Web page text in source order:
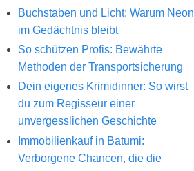
Buchstaben und Licht: Warum Neon
im Gedächtnis bleibt
So schützen Profis: Bewährte
Methoden der Transportsicherung
Dein eigenes Krimidinner: So wirst
du zum Regisseur einer
unvergesslichen Geschichte
Immobilienkauf in Batumi:
Verborgene Chancen, die die